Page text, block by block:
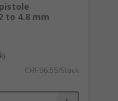
to 4.8 mm
CHF.96.55/Stück